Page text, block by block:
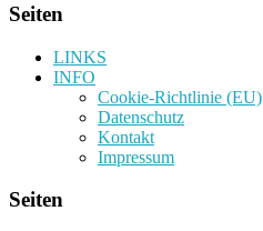
Seiten
LINKS
INFO
Cookie-Richtlinie (EU)
Datenschutz
Kontakt
Impressum
Seiten